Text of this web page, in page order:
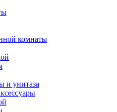
комнаты
и унитаза